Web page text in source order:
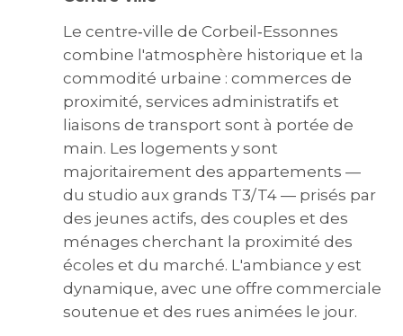
Le centre‑ville de Corbeil‑Essonnes
combine l'atmosphère historique et la
commodité urbaine : commerces de
proximité, services administratifs et
liaisons de transport sont à portée de
main. Les logements y sont
majoritairement des appartements —
du studio aux grands T3/T4 — prisés par
des jeunes actifs, des couples et des
ménages cherchant la proximité des
écoles et du marché. L'ambiance y est
dynamique, avec une offre commerciale
soutenue et des rues animées le jour.